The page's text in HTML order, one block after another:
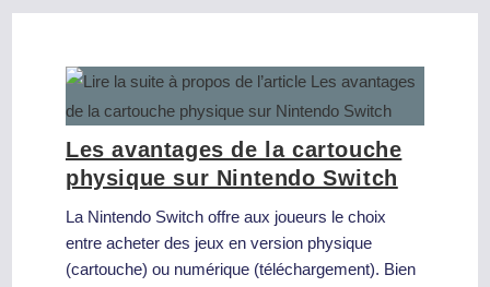
Les avantages de la cartouche
physique sur Nintendo Switch
La Nintendo Switch offre aux joueurs le choix
entre acheter des jeux en version physique
(cartouche) ou numérique (téléchargement). Bien